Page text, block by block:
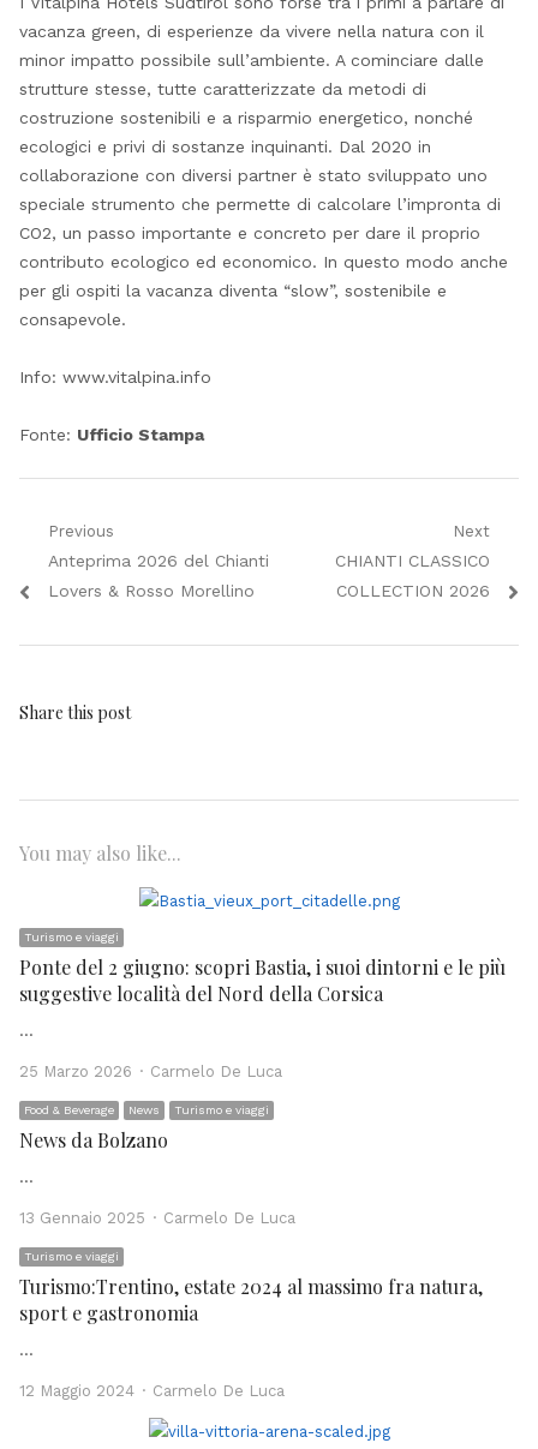
vacanza green, di esperienze da vivere nella natura con il
minor impatto possibile sull’ambiente. A cominciare dalle
strutture stesse, tutte caratterizzate da metodi di
costruzione sostenibili e a risparmio energetico, nonché
ecologici e privi di sostanze inquinanti. Dal 2020 in
collaborazione con diversi partner è stato sviluppato uno
speciale strumento che permette di calcolare l’impronta di
CO2, un passo importante e concreto per dare il proprio
contributo ecologico ed economico. In questo modo anche
per gli ospiti la vacanza diventa “slow”, sostenibile e
consapevole.
Info: www.vitalpina.info
Fonte: Ufficio Stampa
Navigazione
articoli
Previous
Previous
post:
Anteprima 2026 del Chianti
Lovers & Rosso Morellino
Next
Next
post:
CHIANTI CLASSICO
COLLECTION 2026
Share this post
You may also like...
Turismo e viaggi
Ponte del 2 giugno: scopri Bastia, i suoi dintorni e le più
suggestive località del Nord della Corsica
…
25 Marzo 2026 Author
Carmelo De Luca
Food & Beverage News Turismo e viaggi
News da Bolzano
…
13 Gennaio 2025 Author
Carmelo De Luca
Turismo e viaggi
Turismo:Trentino, estate 2024 al massimo fra natura,
sport e gastronomia
…
12 Maggio 2024 Author
Carmelo De Luca